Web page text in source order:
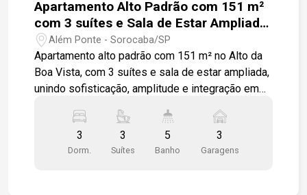
Apartamento Alto Padrão com 151 m²
com 3 suítes e Sala de Estar Ampliada,
no Alto da Boa Vista!
Além Ponte - Sorocaba/SP
Apartamento alto padrão com 151 m² no Alto da
Boa Vista, com 3 suítes e sala de estar ampliada,
unindo sofisticação, amplitude e integração em
integra sala de estar, sala de jantar e cozinha em
um ambiente harmonioso e contemporâneo,
perfeito para receber amigos e viver momentos
3
Dorm.
3
Suítes
5
Banho
3
Garagens